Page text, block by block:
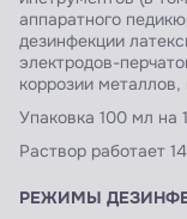
аппаратного
дезинфекции
электродов-
коррозии
Упаковка 100 мл на
Раствор работает
РЕЖИМЫ